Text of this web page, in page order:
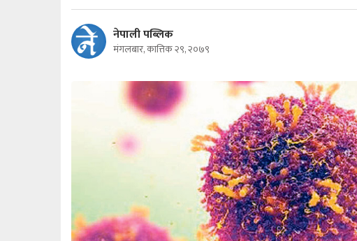
नेपाली पब्लिक
मंगलबार, कात्तिक २९, २०७९